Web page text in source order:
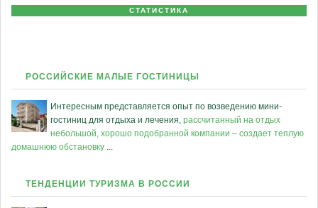
СТАТИСТИКА
РОССИЙСКИЕ МАЛЫЕ ГОСТИНИЦЫ
Интересным представляется опыт по возведению мини-
гостиниц для отдыха и лечения, рассчитанный на отдых
небольшой, хорошо подобранной компании – создает теплую
домашнюю обстановку ...
ТЕНДЕНЦИИ ТУРИЗМА В РОССИИ